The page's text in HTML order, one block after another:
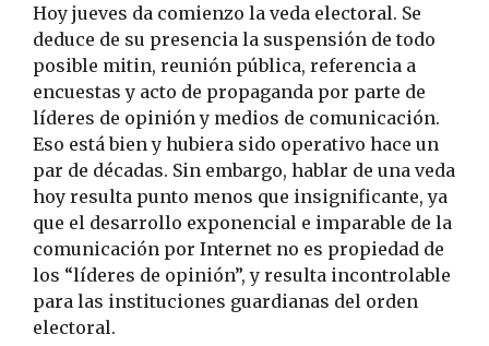
Hoy jueves da comienzo la veda electoral. Se
deduce de su presencia la suspensión de todo
posible mitin, reunión pública, referencia a
encuestas y acto de propaganda por parte de
líderes de opinión y medios de comunicación.
Eso está bien y hubiera sido operativo hace un
par de décadas. Sin embargo, hablar de una veda
hoy resulta punto menos que insignificante, ya
que el desarrollo exponencial e imparable de la
comunicación por Internet no es propiedad de
los “líderes de opinión”, y resulta incontrolable
para las instituciones guardianas del orden
electoral.